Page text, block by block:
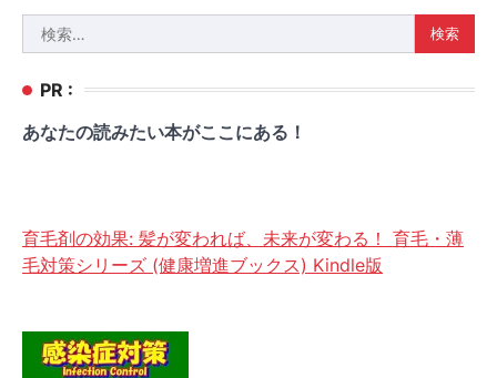
索:
PR :
あなたの読みたい本がここにある！
育毛剤の効果: 髪が変われば、未来が変わる！ 育毛・薄
毛対策シリーズ (健康増進ブックス) Kindle版